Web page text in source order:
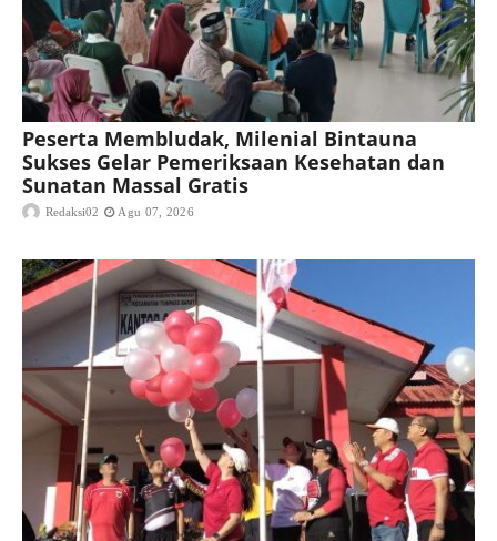
Peserta Membludak, Milenial Bintauna
Sukses Gelar Pemeriksaan Kesehatan dan
Sunatan Massal Gratis
Redaksi02 Agu 07, 2026